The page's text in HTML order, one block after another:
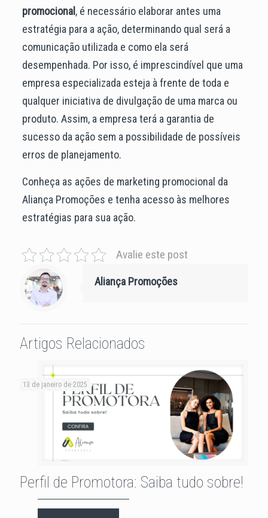
promocional , é necessário elaborar antes uma
estratégia para a ação, determinando qual será a
comunicação utilizada e como ela será
desempenhada. Por isso, é imprescindível que uma
empresa especializada esteja à frente de toda e
qualquer iniciativa de divulgação de uma marca ou
produto. Assim, a empresa terá a garantia de
sucesso da ação sem a possibilidade de possíveis
erros de planejamento.
Conheça as ações de marketing promocional da
Aliança Promoções e tenha acesso às melhores
estratégias para sua ação.
Avalie este post
Aliança Promoções
Artigos Relacionados
13 de janeiro de 2025
Perfil de Promotora: Saiba tudo sobre!